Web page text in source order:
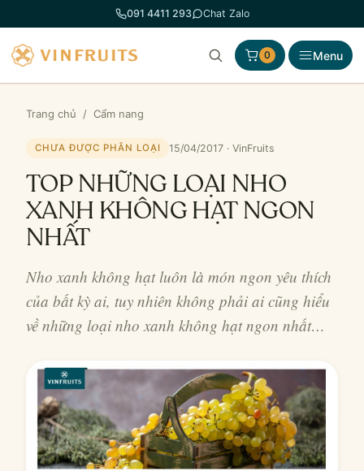
đến
phần
nội
dung
091 4411 293 Chat Zalo
0 Menu
Trang chủ / Cẩm nang
CHƯA ĐƯỢC PHÂN LOẠI 15/04/2017 · VinFruits
TOP NHỮNG LOẠI NHO
XANH KHÔNG HẠT NGON
NHẤT
Nho xanh không hạt luôn là món ngon yêu thích
của bất kỳ ai, tuy nhiên không phải ai cũng hiểu
về những loại nho xanh không hạt ngon nhất…